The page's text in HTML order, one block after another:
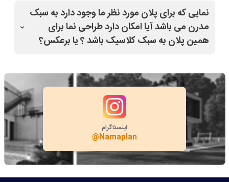
نمایی که برای پلان مورد نظر ما وجود دارد به سبک
مدرن می باشد آیا امکان دارد طراحی نما برای
همین پلان به سبک کلاسیک باشد ؟ یا برعکس؟
اینستاگرام
@Namaplan